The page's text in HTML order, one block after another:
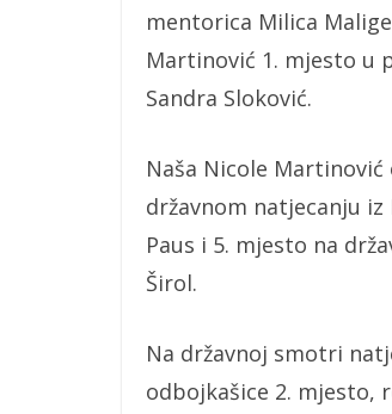
mentorica Milica
Martinović 1. mjesto u
Sandra Sloković.
Naša Nicole
državnom natjecanju
Paus i 5. mjesto na
Širol.
Na državnoj smotri
odbojkašice 2. mjesto,